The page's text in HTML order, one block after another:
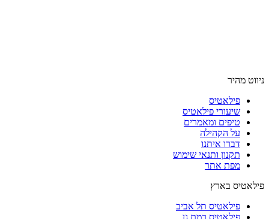
ניווט מהיר
פילאטיס
שיעורי פילאטיס
טיפים ומאמרים
על הקהילה
דברו איתנו
תקנון ותנאי שימוש
מפת אתר
פילאטיס בארץ
פילאטיס תל אביב